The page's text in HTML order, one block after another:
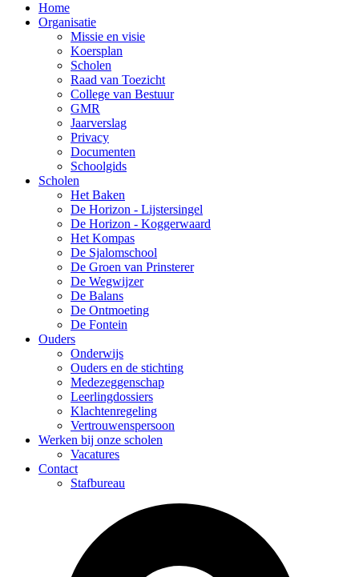
Home
Organisatie
Missie en visie
Koersplan
Scholen
Raad van Toezicht
College van Bestuur
GMR
Jaarverslag
Privacy
Documenten
Schoolgids
Scholen
Het Baken
De Horizon - Lijstersingel
De Horizon - Koggerwaard
Het Kompas
De Sjalomschool
De Groen van Prinsterer
De Wegwijzer
De Balans
De Ontmoeting
De Fontein
Ouders
Onderwijs
Ouders en de stichting
Medezeggenschap
Leerlingdossiers
Klachtenregeling
Vertrouwenspersoon
Werken bij onze scholen
Vacatures
Contact
Stafbureau